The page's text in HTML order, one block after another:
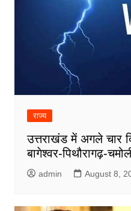
राज्य
उत्तराखंड में अगले चार
बागेश्वर-पिथौरागढ़-
admin August 8,